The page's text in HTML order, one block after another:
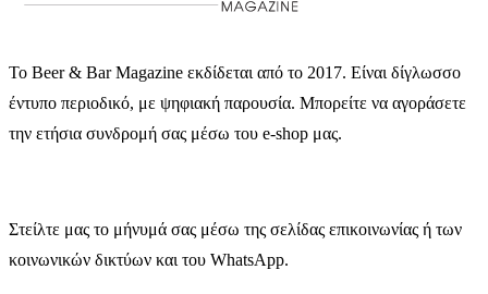
Το Beer & Bar Magazine εκδίδεται από το 2017. Είναι δίγλωσσο
έντυπο περιοδικό, με ψηφιακή παρουσία. Μπορείτε να αγοράσετε
την ετήσια συνδρομή σας μέσω του e-shop μας.
Στείλτε μας το μήνυμά σας μέσω της σελίδας επικοινωνίας ή των
κοινωνικών δικτύων και του WhatsApp.